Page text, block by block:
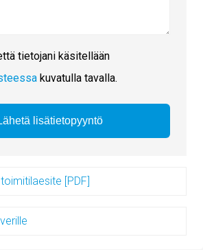
tietojani käsitellään
kuvatulla tavalla.
[PDF]